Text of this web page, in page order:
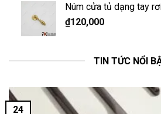
Núm cửa tủ dạng tay
₫120,000
TIN TỨC NỔI
24